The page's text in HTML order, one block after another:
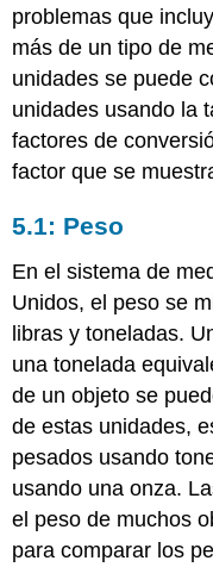
problemas que
más de un tipo de
unidades se puede
unidades usando la
factores de
factor que se
5.1: Peso
En el sistema de
Unidos, el peso se
libras y toneladas.
una tonelada
de un objeto se
de estas unidades,
pesados usando
usando una onza.
el peso de muchos
para comparar los